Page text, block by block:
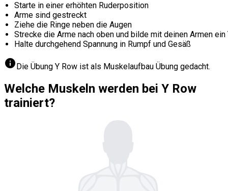
Starte in einer erhöhten Ruderposition
Arme sind gestreckt
Ziehe die Ringe neben die Augen
Strecke die Arme nach oben und bilde mit deinen Armen ein
Halte durchgehend Spannung in Rumpf und Gesäß
info Die Übung Y Row ist als Muskelaufbau Übung gedacht.
Welche Muskeln werden bei Y Row
trainiert?